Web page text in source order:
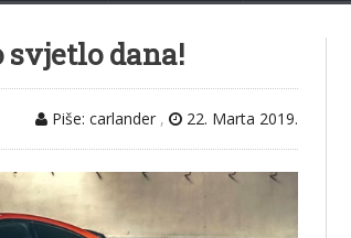
svjetlo dana!
Piše: carlander , 22. Marta 2019.